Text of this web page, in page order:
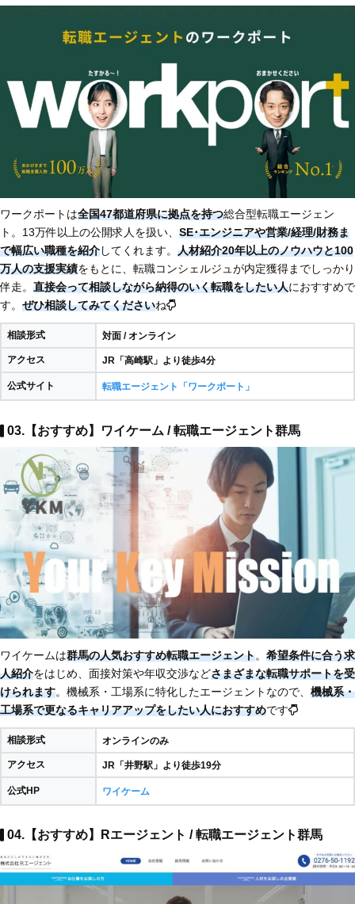
ワークポートは全国47都道府県に拠点を持つ総合型転職エージェン
ト。13万件以上の公開求人を扱い、 SE･エンジニアや営業/経理/財務ま
で幅広い職種を紹介してくれます。 人材紹介20年以上のノウハウと100
万人の支援実績をもとに、転職コンシェルジュが内定獲得までしっかり
伴走。 直接会って相談しながら納得のいく転職をしたい人におすすめで
す。 ぜひ相談してみてくださいね
相談形式 対面 / オンライン
アクセス JR「高崎駅」より徒歩4分
公式サイト 転職エージェント「ワークポート」
03.【おすすめ】ワイケーム / 転職エージェント群馬
ワイケームは群馬の人気おすすめ転職エージェント。 希望条件に合う求
人紹介をはじめ、面接対策や年収交渉などさまざまな転職サポートを受
けられます。機械系・工場系に特化したエージェントなので、 機械系・
工場系で更なるキャリアアップをしたい人におすすめです
相談形式 オンラインのみ
アクセス JR「井野駅」より徒歩19分
公式HP ワイケーム
04.【おすすめ】Rエージェント / 転職エージェント群馬